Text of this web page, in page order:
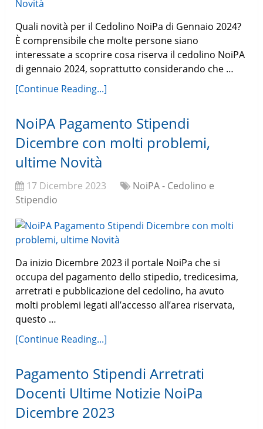
Quali novità per il Cedolino NoiPa di Gennaio 2024?
È comprensibile che molte persone siano
interessate a scoprire cosa riserva il cedolino NoiPA
di gennaio 2024, soprattutto considerando che …
[Continue Reading...]
NoiPA Pagamento Stipendi
Dicembre con molti problemi,
ultime Novità
17 Dicembre 2023
NoiPA - Cedolino e
Stipendio
Da inizio Dicembre 2023 il portale NoiPa che si
occupa del pagamento dello stipedio, tredicesima,
arretrati e pubblicazione del cedolino, ha avuto
molti problemi legati all’accesso all’area riservata,
questo …
[Continue Reading...]
Pagamento Stipendi Arretrati
Docenti Ultime Notizie NoiPa
Dicembre 2023